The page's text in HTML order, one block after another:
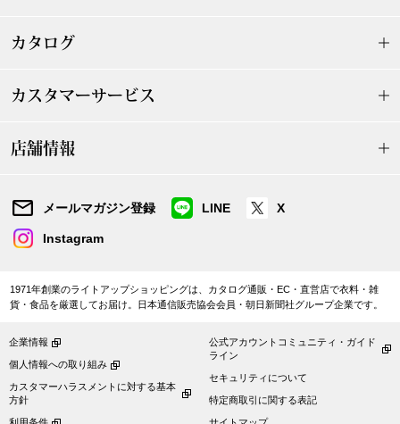
プ
おすすめ特集
【特集】
カタログ
カスタマーサービス
店舗情報
メールマガジン登録 LINE X
Instagram
1971年創業のライトアップショッピングは、カタログ通販・EC・直営店で衣料・雑
貨・食品を厳選してお届け。日本通信販売協会会員・朝日新聞社グループ企業です。
企業情報
個人情報への取り組み
カスタマーハラスメントに対する基本
方針
公式アカウントコミュニティ・ガイド
ライン
セキュリティについて
特定商取引に関する表記